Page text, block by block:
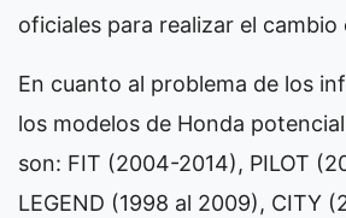
oficiales para realizar el
En cuanto al problema de los
los modelos de Honda
son: FIT (2004-2014), PILOT
LEGEND (1998 al 2009), CITY